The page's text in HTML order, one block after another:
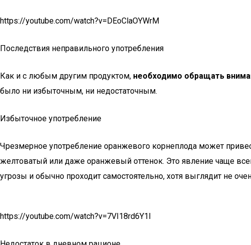
https://youtube.com/watch?v=DEoClaOYWrM
Последствия неправильного употребления
Как и с любым другим продуктом, необходимо обращать
было ни избыточным, ни недостаточным.
Избыточное употребление
Чрезмерное употребление оранжевого корнеплода может
желтоватый или даже оранжевый оттенок. Это явление чаще
угрозы и обычно проходит самостоятельно, хотя выглядит не
https://youtube.com/watch?v=7VI18rd6Y1I